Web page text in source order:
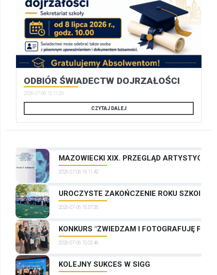
ODBIÓR ŚWIADECTW DOJRZAŁOŚCI
2026-07-06 15:11:29
CZYTAJ DALEJ
MAZOWIECKI XIX. PRZEGLĄD
2026-07-06 15:11:42
UROCZYSTE ZAKOŃCZENIE ROKU
2026-07-06 15:37:26
KONKURS "ZWIEDZAM I FOTOGRAFUJĘ
2026-07-06 15:02:46
KOLEJNY SUKCES W SIGG